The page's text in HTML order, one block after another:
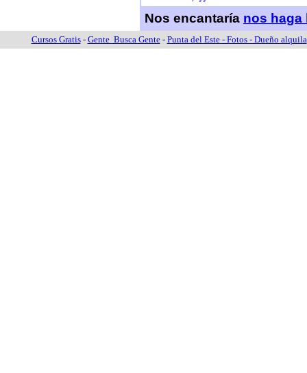
Nos encantaría nos haga
Cursos Gratis- Gente Busca Gente- Punta del Este - Fotos - Dueño alquila